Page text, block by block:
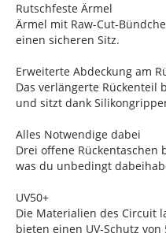
Rutschfeste Ärmel
Ärmel mit Raw-Cut-
einen sicheren Sitz.
Erweiterte Abdeckung am
Das verlängerte Rückenteil
und sitzt dank
Alles Notwendige dabei
Drei offene Rückentaschen
was du unbedingt
UV50+
Die Materialien des Circuit
bieten einen UV-Schutz von